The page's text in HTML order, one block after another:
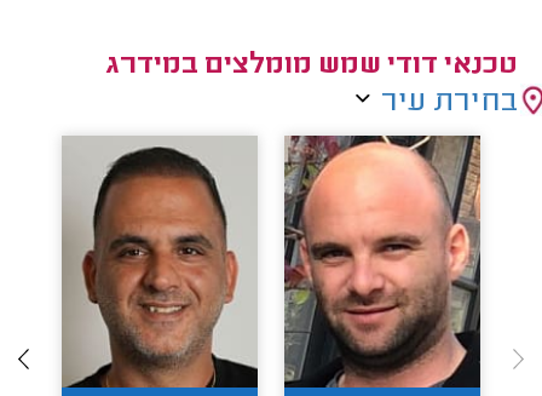
טכנאי דודי שמש מומלצים במידרג
בחירת עיר